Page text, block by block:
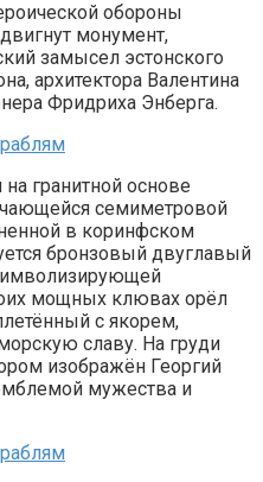
обороны
монумент,
замысел эстонского
архитектора Валентина
Фридриха Энберга.
гранитной основе
семиметровой
в коринфском
бронзовый двуглавый
мощных клювах орёл
с якорем,
славу. На груди
изображён Георгий
мужества и